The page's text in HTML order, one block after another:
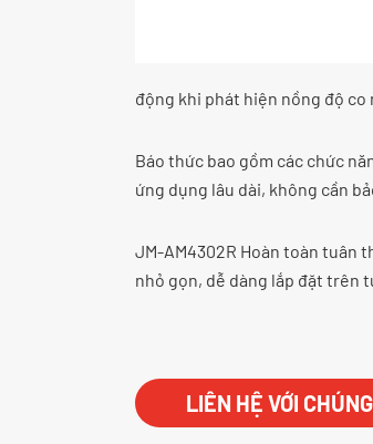
động khi phát hiện nồng độ co
Báo thức bao gồm các chức
ứng dụng lâu dài, không cần
JM-AM4302R Hoàn toàn tuân
nhỏ gọn, dễ dàng lắp đặt trên
LIÊN HỆ VỚI